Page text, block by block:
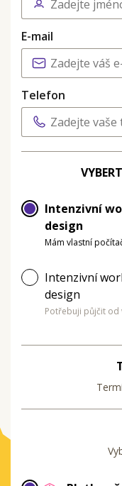
E-mail
Telefon
Intenzivní
design
Mám vlastní
Intenzivní
design
Potřebuji půjčit od